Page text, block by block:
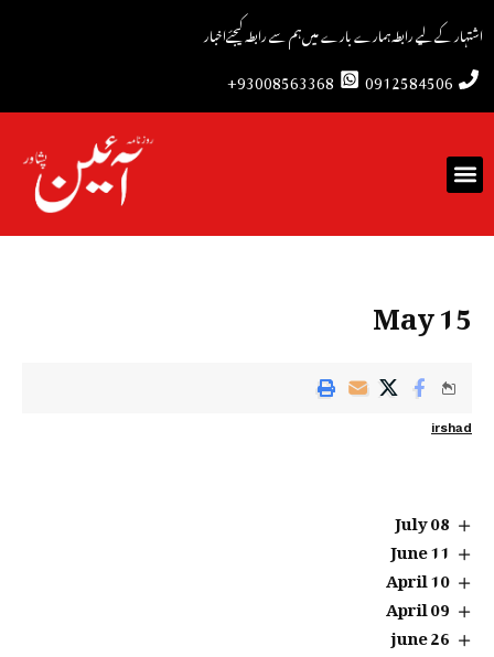
اشتہار کے لیے رابطہہمارے بارے میںہم سے رابطہ کیجئےاخبار
0912584506
93008563368+
15 May
irshad
08 July
11 June
10 April
09 April
26 june